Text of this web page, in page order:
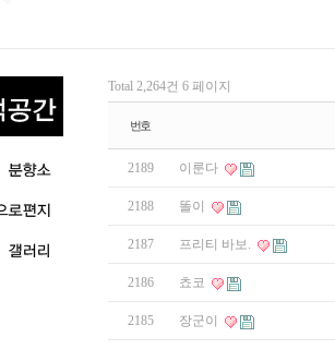
Total 2,264건 6 페이지
번호
2189 이룬다
2188 똘이
2187 프리티 바보.
2186 쵸코
2185 장군이